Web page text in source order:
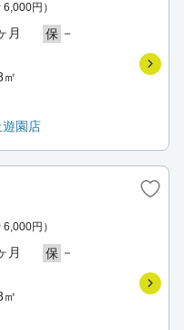
6,000円）
月 保 －
園店
6,000円）
月 保 －